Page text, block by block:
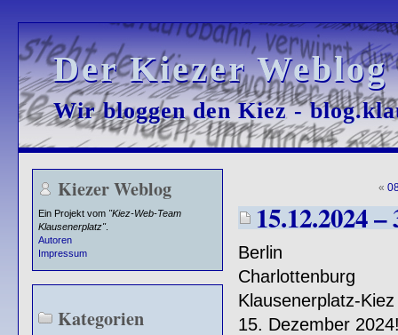
Der Kiezer
Der Kiezer
Wir bloggen den Kiez -
Wir bloggen den Kiez -
Kiezer Weblog
Ein Projekt vom "Kiez-Web-Team
Klausenerplatz".
Autoren
Impressum
Kategorien
«
15.12.2024
Berlin
Charlottenburg
Klausenerplatz-Kiez
15. Dezember